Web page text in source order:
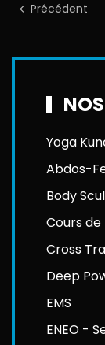
Précédent
Yoga
Abdos-
Body
Cours de
Cross
Deep
EMS
ENEO -